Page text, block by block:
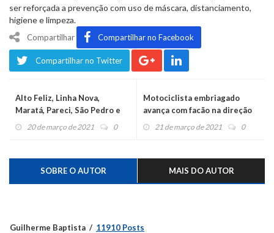
ser reforçada a prevenção com uso de máscara, distanciamento,
higiene e limpeza.
Compartilhar Compartilhar no Facebook
Compartilhar no Twitter
Alto Feliz, Linha Nova,
Maratá, Pareci, São Pedro e
Vale Real fazem aniversário
20 de março de 2021 0
Motociclista embriagado
avança com facão na direção
da guarnição
21 de março de 2021 0
SOBRE O AUTOR MAIS DO AUTOR
Guilherme Baptista 11910 Posts